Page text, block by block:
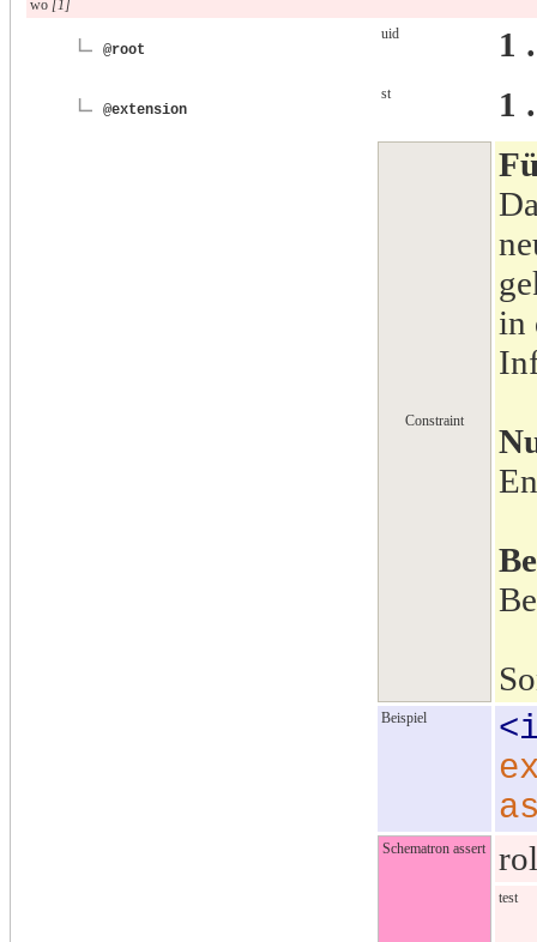
wo [1]
@root
uid 1
@extension
st 1
Constraint
in
Beispiel <
Schematron assert
test